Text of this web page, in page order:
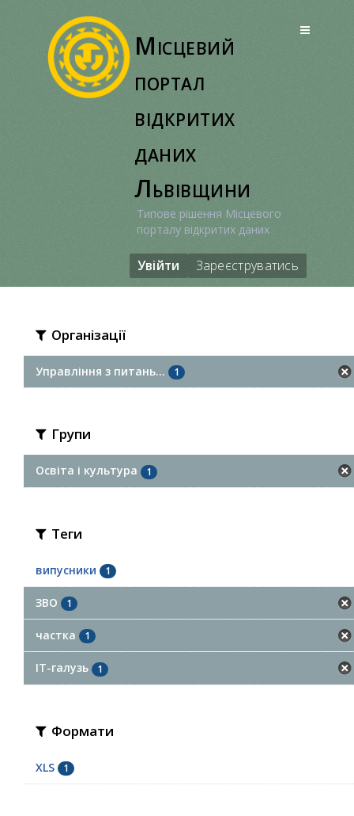
Місцевий
портал
відкритих
даних
Львівщини
Типове рішення Місцевого
порталу відкритих даних
Увійти Зареєструватись
Організації
Управління з питань... 1
Групи
Освіта і культура 1
Теги
випусники 1
ЗВО 1
частка 1
ІТ-галузь 1
Формати
XLS 1